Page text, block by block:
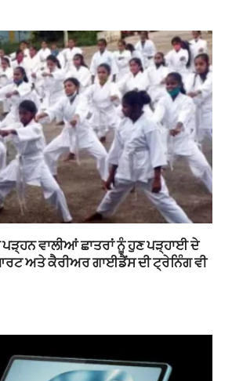
ਪੜ੍ਹਨ ਵਾਲੀਆਂ ਛਾਤਰਾਂ ਨੂੰ ਹੁਣ ਪੜ੍ਹਾਈ ਦੇ
ਅਤੇ ਕੈਰੀਅਰ ਗਾਈਡੈਂਸ ਦੀ ਟ੍ਰੇਨਿੰਗ ਵੀ